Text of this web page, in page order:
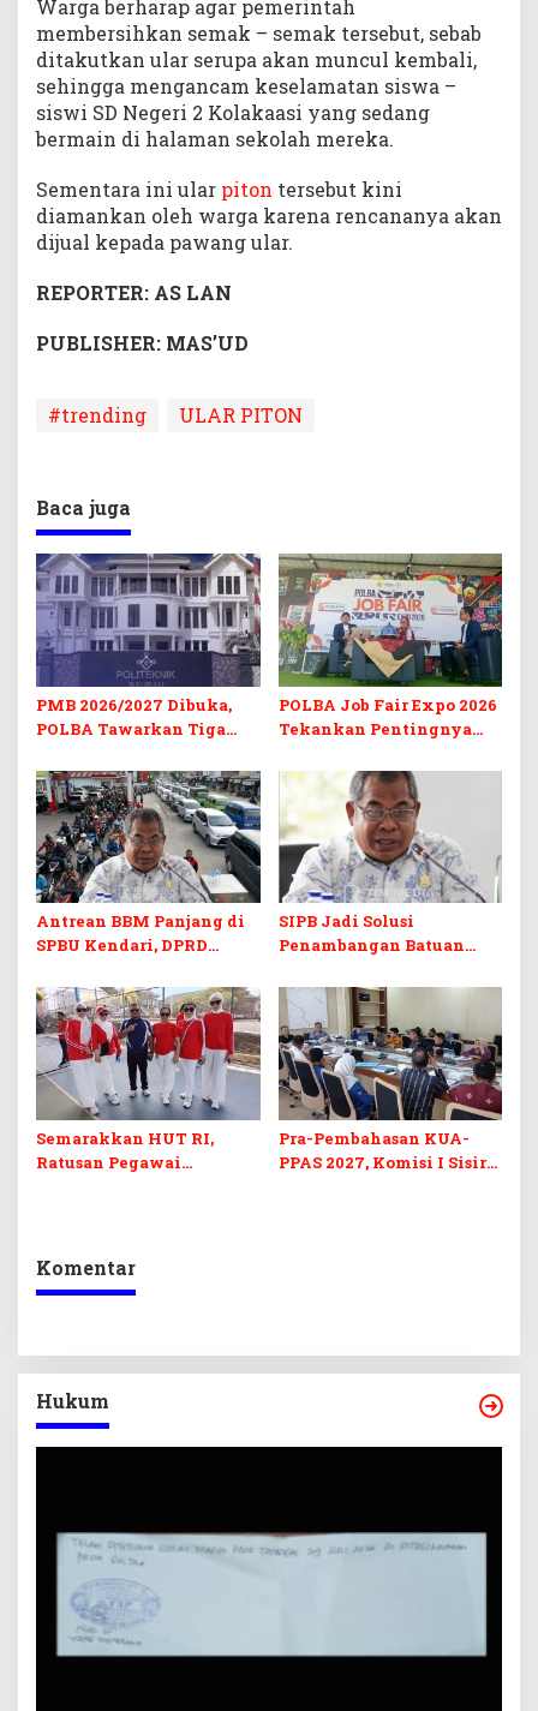
Warga berharap agar pemerintah
membersihkan semak – semak tersebut, sebab
ditakutkan ular serupa akan muncul kembali,
sehingga mengancam keselamatan siswa –
siswi SD Negeri 2 Kolakaasi yang sedang
bermain di halaman sekolah mereka.
Sementara ini ular piton tersebut kini
diamankan oleh warga karena rencananya akan
dijual kepada pawang ular.
REPORTER: AS LAN
PUBLISHER: MAS’UD
#trending ULAR PITON
Baca juga
PMB 2026/2027 Dibuka,
POLBA Tawarkan Tiga
Kuliah Gratis
POLBA Job Fair Expo 2026
Tekankan Pentingnya
Digital
Antrean BBM Panjang di
SPBU Kendari, DPRD
Barcode Curang
SIPB Jadi Solusi
Penambangan Batuan
di Sultra
Semarakkan HUT RI,
Ratusan Pegawai
Pra-Pembahasan KUA-
PPAS 2027, Komisi I Sisir
Komentar
Hukum